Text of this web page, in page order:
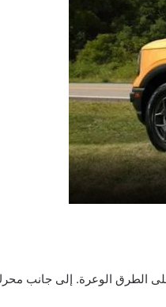
على الطرق الوعرة. إلى جانب